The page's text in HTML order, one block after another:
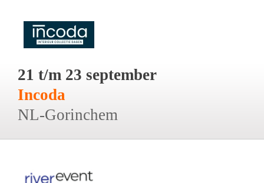
21 t/m 23 september
Incoda
NL-Gorinchem